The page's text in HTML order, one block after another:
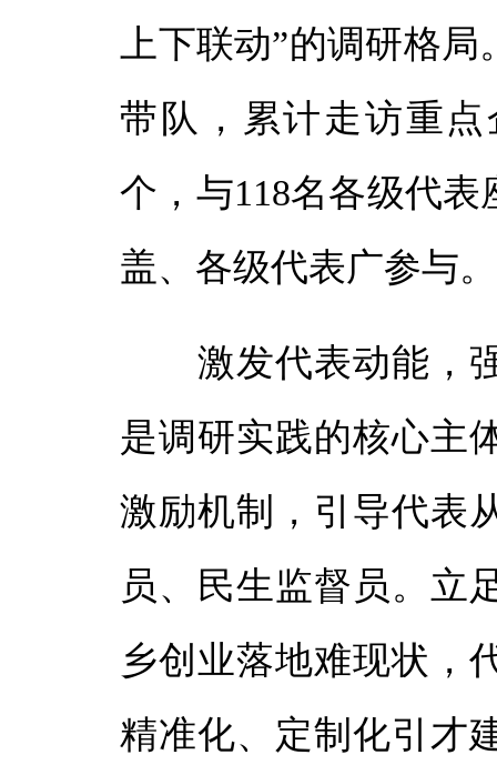
上下联动”的调研格
带队，累计走访重
个，与118名各级代
盖、各级代表广参与。
激发代表动能，强
是调研实践的核心主
激励机制，引导代表
员、民生监督员。立
乡创业落地难现状，
精准化、定制化引才